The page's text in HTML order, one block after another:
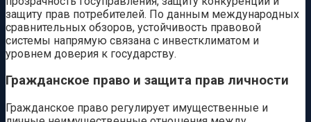
защиту прав потребителей. По данным международных
сравнительных обзоров, устойчивость правовой
системы напрямую связана с инвестклиматом и
уровнем доверия к государству.
Гражданское право и защита прав личности
Гражданское право регулирует имущественные и